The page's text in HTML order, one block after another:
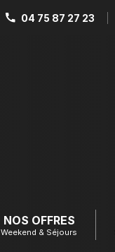
NOS OFFRES
Weekend & Séjours
04 75 87 27 23